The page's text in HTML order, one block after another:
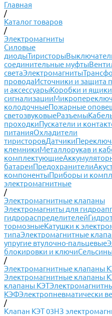
Главная
/
Каталог товаров
/
Электромагниты
Силовые
диодыТиристоры
соединительные муфты
светаЭлектромагниты
проводаИсточники и защита
и аксессуарыКоробки и
сигнализации
колодочныеПожарные
светозвуковыеРазъемы
проходкиПускатели и
питанияОхладители
тиристоровДатчики
клемникиМеталлорукав и
комплектующие
батареиПредохранители
компонентыПриборы и
электромагнитные
/
Электромагнитные клапаны
Электромагниты для
гидрораспределителей
тормозныеКатушки к
типаЭлектромагнитные
упругие втулочно-пальцевые
блокировки и ключи
/
Электромагнитные клапаны
Электромагнитные клапаны
клапаны КЭТ
КЭФЭлектропневматически
/
Клапан КЭТ 03НЗ